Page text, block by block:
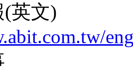
英文)